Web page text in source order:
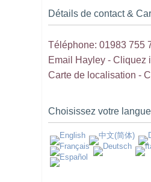
Détails de contact &
Téléphone: 01983 755
Email Hayley - Cliquez
Carte de localisation -
Choisissez votre langue